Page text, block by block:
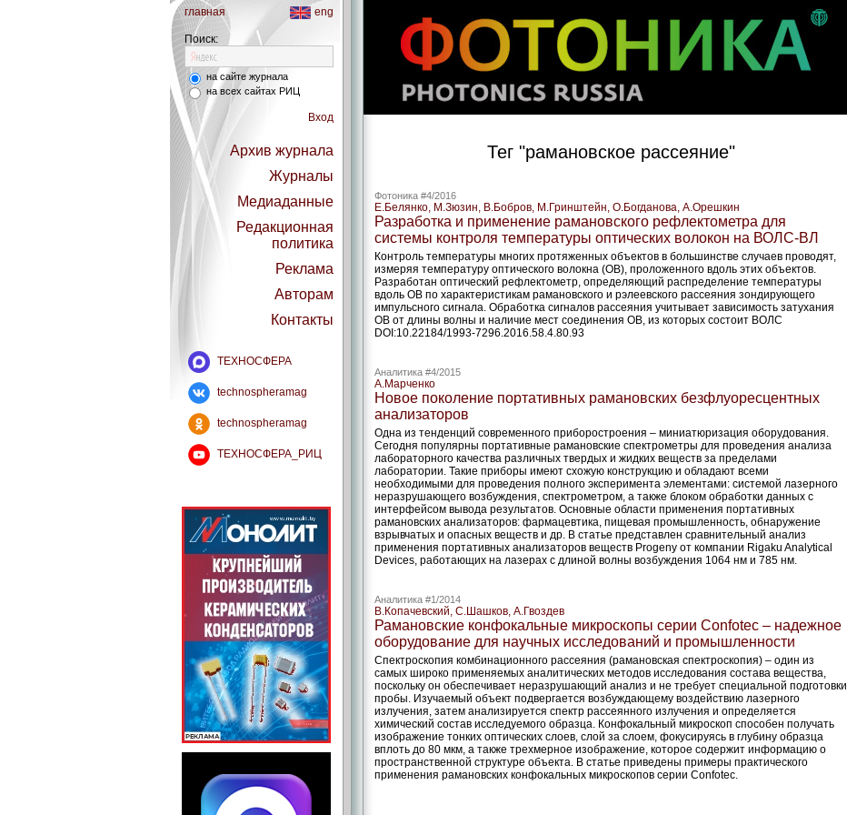
главная eng
Поиск:
на сайте журнала
на всех сайтах РИЦ
Вход
Архив журнала
Журналы
Медиаданные
Редакционная
политика
Реклама
Авторам
Контакты
ТЕХНОСФЕРА
technospheramag
technospheramag
ТЕХНОСФЕРА_РИЦ
Тег "рамановское рассеяние"
Фотоника #4/2016
Е.Белянко, М.Зюзин, В.Бобров, М.Гринштейн, О.Богданова, А.Орешкин
Разработка и применение рамановского рефлектометра для
системы контроля температуры оптических волокон на ВОЛС-ВЛ
Контроль температуры многих протяженных объектов в большинстве случаев проводят,
измеряя температуру оптического волокна (ОВ), проложенного вдоль этих объектов.
Разработан оптический рефлектометр, определяющий распределение температуры
вдоль ОВ по характеристикам рамановского и рэлеевского рассеяния зондирующего
импульсного сигнала. Обработка сигналов рассеяния учитывает зависимость затухания
ОВ от длины волны и наличие мест соединения ОВ, из которых состоит ВОЛС
DOI:10.22184/1993-7296.2016.58.4.80.93
Аналитика #4/2015
А.Марченко
Новое поколение портативных рамановских безфлуоресцентных
анализаторов
Одна из тенденций современного приборостроения – миниатюризация оборудования.
Сегодня популярны портативные рамановские спектрометры для проведения анализа
лабораторного качества различных твердых и жидких веществ за пределами
лаборатории. Такие приборы имеют схожую конструкцию и обладают всеми
необходимыми для проведения полного эксперимента элементами: системой лазерного
неразрушающего возбуждения, спектрометром, а также блоком обработки данных с
интерфейсом вывода результатов. Основные области применения портативных
рамановских анализаторов: фармацевтика, пищевая промышленность, обнаружение
взрывчатых и опасных веществ и др. В статье представлен сравнительный анализ
применения портативных анализаторов веществ Progeny от компании Rigaku Analytical
Devices, работающих на лазерах с длиной волны возбуждения 1064 нм и 785 нм.
Аналитика #1/2014
В.Копачевский, С.Шашков, А.Гвоздев
Рамановские конфокальные микроскопы серии Сonfotec – надежное
оборудование для научных исследований и промышленности
Спектроскопия комбинационного рассеяния (рамановская спектроскопия) – один из
самых широко применяемых аналитических методов исследования состава вещества,
поскольку он обеспечивает неразрушающий анализ и не требует специальной подготовки
пробы. Изучаемый объект подвергается возбуждающему воздействию лазерного
излучения, затем анализируется спектр рассеянного излучения и определяется
химический состав исследуемого образца. Конфокальный микроскоп способен получать
изображение тонких оптических слоев, слой за слоем, фокусируясь в глубину образца
вплоть до 80 мкм, а также трехмерное изображение, которое содержит информацию о
пространственной структуре объекта. В статье приведены примеры практического
применения рамановских конфокальных микроскопов серии Сonfotec.